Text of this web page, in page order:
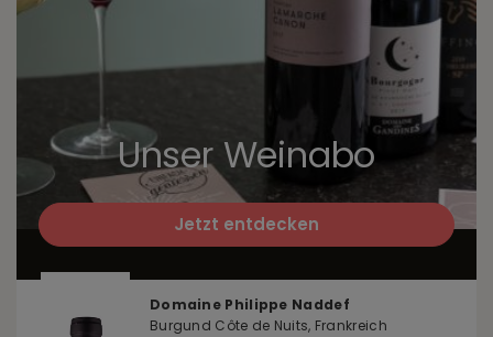
Unser Weinabo
Jetzt entdecken
Domaine Philippe Naddef
Burgund Côte de Nuits, Frankreich